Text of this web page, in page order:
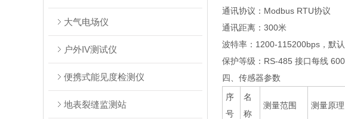
大气电场仪
户外IV测试仪
便携式能见度检测仪
地表裂缝监测站
通讯协议：Modbus RTU协议
通讯距离：300米
波特率：1200-115200bps，默
保护等级：RS-485 接口每线
四、传感器参数
序
号
名
称
测量范围 测量原理